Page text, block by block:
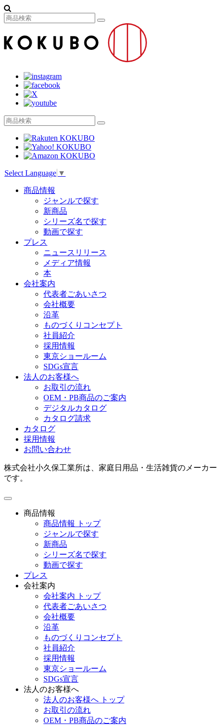
Select Language ▼
商品情報
ジャンルで探す
新商品
シリーズ名で探す
動画で探す
プレス
ニュースリリース
メディア情報
本
会社案内
代表者ごあいさつ
会社概要
沿革
ものづくりコンセプト
社員紹介
採用情報
東京ショールーム
SDGs宣言
法人のお客様へ
お取引の流れ
OEM・PB商品のご案内
デジタルカタログ
カタログ請求
カタログ
採用情報
お問い合わせ
株式会社小久保工業所は、家庭日用品・生活雑貨のメーカー
です。
toggle
navigation商品情報
商品情報 トップ
ジャンルで探す
新商品
シリーズ名で探す
動画で探す
プレス
会社案内
会社案内 トップ
代表者ごあいさつ
会社概要
沿革
ものづくりコンセプト
社員紹介
採用情報
東京ショールーム
SDGs宣言
法人のお客様へ
法人のお客様へ トップ
お取引の流れ
OEM・PB商品のご案内